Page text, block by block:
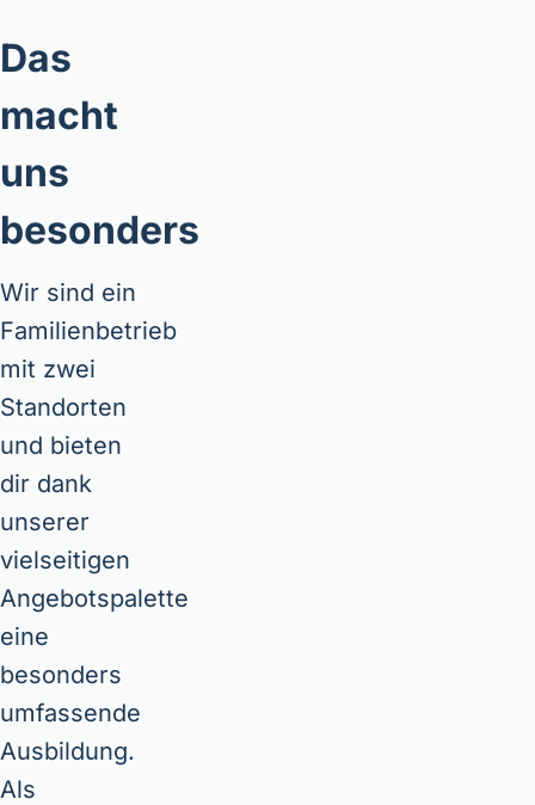
Das
macht
uns
besonders
Wir sind ein
Familienbetrieb
mit zwei
Standorten
und bieten
dir dank
unserer
vielseitigen
Angebotspalette
eine
besonders
umfassende
Ausbildung.
Als